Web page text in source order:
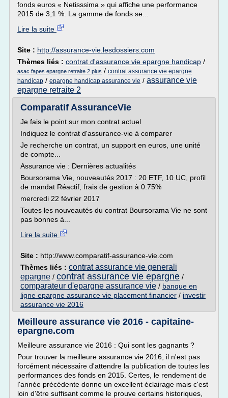
fonds euros « Netisssima » qui affiche une performance
2015 de 3,1 %. La gamme de fonds se...
Lire la suite
Site : http://assurance-vie.lesdossiers.com
Thèmes liés : contrat d'assurance vie epargne handicap /
asac fapes epargne retraite 2 plus / contrat assurance vie epargne
handicap / epargne handicap assurance vie / assurance vie
epargne retraite 2
Comparatif AssuranceVie
Je fais le point sur mon contrat actuel
Indiquez le contrat d'assurance-vie à comparer
Je recherche un contrat, un support en euros, une unité
de compte...
Assurance vie : Dernières actualités
Boursorama Vie, nouveautés 2017 : 20 ETF, 10 UC, profil
de mandat Réactif, frais de gestion à 0.75%
mercredi 22 février 2017
Toutes les nouveautés du contrat Boursorama Vie ne sont
pas bonnes à...
Lire la suite
Site : http://www.comparatif-assurance-vie.com
Thèmes liés : contrat assurance vie generali
epargne / contrat assurance vie epargne /
comparateur d'epargne assurance vie / banque en
ligne epargne assurance vie placement financier / investir
assurance vie 2016
Meilleure assurance vie 2016 - capitaine-
epargne.com
Meilleure assurance vie 2016 : Qui sont les gagnants ?
Pour trouver la meilleure assurance vie 2016, il n'est pas
forcément nécessaire d'attendre la publication de toutes les
performances des fonds en 2015. Certes, le rendement de
l'année précédente donne un excellent éclairage mais c'est
loin d'être suffisant comme le prouve certains historiques,